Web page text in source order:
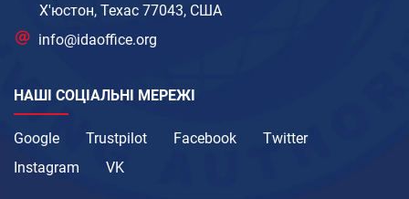
Х'юстон, Техас 77043, США
info@idaoffice.org
НАШІ СОЦІАЛЬНІ МЕРЕЖІ
Google Trustpilot Facebook
Twitter
Instagram
VK